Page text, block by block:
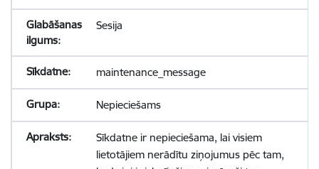
Sesija
maintenance_message
Nepieciešams
Sīkdatne ir nepieciešama, lai visiem
lietotājiem nerādītu ziņojumus pēc tam,